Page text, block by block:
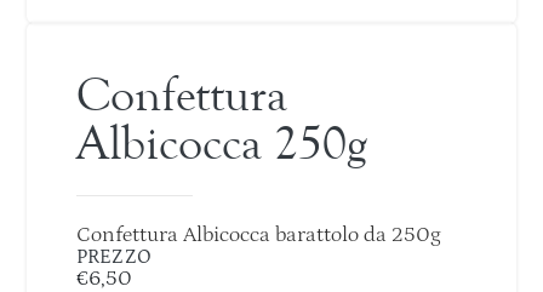
Confettura
Albicocca 250g
Confettura Albicocca barattolo da 250g
PREZZO
€6,50